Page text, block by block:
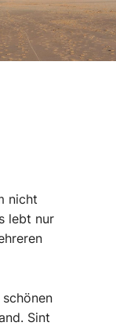
nicht
lebt nur
Sint